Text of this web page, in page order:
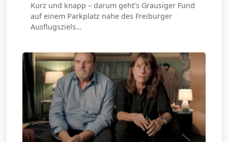
Kurz und knapp – darum geht’s Grausiger Fund
auf einem Parkplatz nahe des Freiburger
Ausflugsziels…